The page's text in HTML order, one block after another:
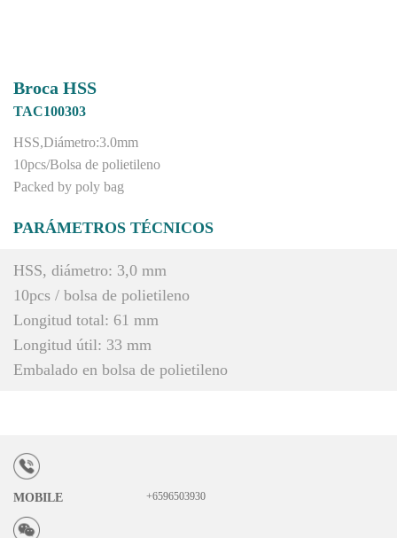
Broca HSS
TAC100303
HSS,Diámetro:3.0mm
10pcs/Bolsa de polietileno
Packed by poly bag
PARÁMETROS TÉCNICOS
HSS, diámetro: 3,0 mm
10pcs / bolsa de polietileno
Longitud total: 61 mm
Longitud útil: 33 mm
Embalado en bolsa de polietileno
MOBILE +6596503930